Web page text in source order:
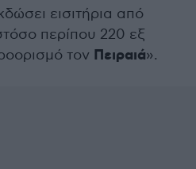
εισιτήρια από
περίπου 220 εξ
τον Πειραιά».